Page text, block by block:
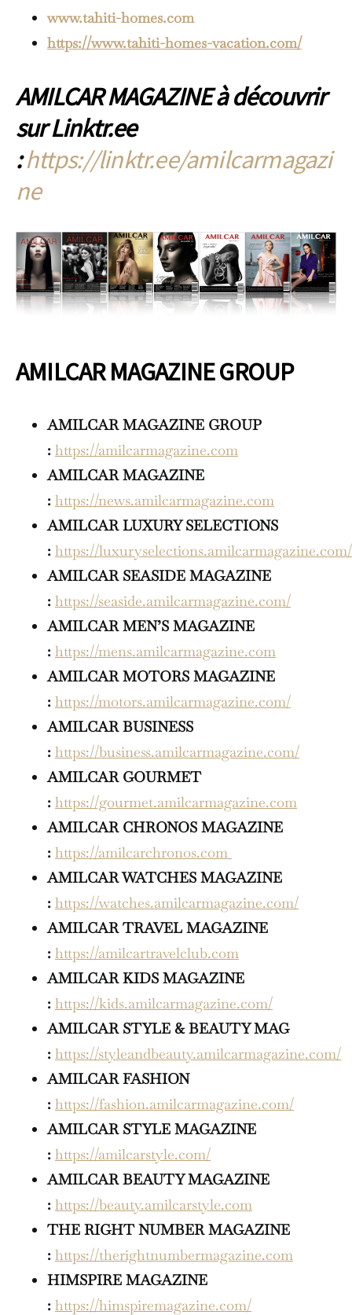
www.tahiti-homes.com
https://www.tahiti-homes-vacation.com/
AMILCAR MAGAZINE à découvrir
sur Linktr.ee
:https://linktr.ee/amilcarmagazi
ne
AMILCAR MAGAZINE GROUP
AMILCAR MAGAZINE GROUP
: https://amilcarmagazine.com
AMILCAR MAGAZINE
: https://news.amilcarmagazine.com
AMILCAR LUXURY SELECTIONS
: https://luxuryselections.amilcarmagazine.com/
AMILCAR SEASIDE MAGAZINE
: https://seaside.amilcarmagazine.com/
AMILCAR MEN’S MAGAZINE
: https://mens.amilcarmagazine.com
AMILCAR MOTORS MAGAZINE
: https://motors.amilcarmagazine.com/
AMILCAR BUSINESS
: https://business.amilcarmagazine.com/
AMILCAR GOURMET
: https://gourmet.amilcarmagazine.com
AMILCAR CHRONOS MAGAZINE
: https://amilcarchronos.com
AMILCAR WATCHES MAGAZINE
: https://watches.amilcarmagazine.com/
AMILCAR TRAVEL MAGAZINE
: https://amilcartravelclub.com
AMILCAR KIDS MAGAZINE
: https://kids.amilcarmagazine.com/
AMILCAR STYLE & BEAUTY MAG
: https://styleandbeauty.amilcarmagazine.com/
AMILCAR FASHION
: https://fashion.amilcarmagazine.com/
AMILCAR STYLE MAGAZINE
: https://amilcarstyle.com/
AMILCAR BEAUTY MAGAZINE
: https://beauty.amilcarstyle.com
THE RIGHT NUMBER MAGAZINE
: https://therightnumbermagazine.com
HIMSPIRE MAGAZINE
: https://himspiremagazine.com/